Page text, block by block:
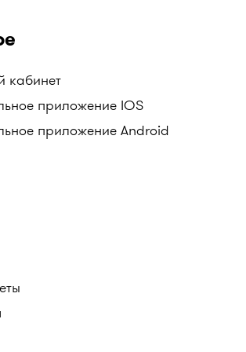
кабинет
приложение IOS
приложение Android